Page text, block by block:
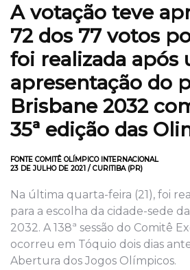
A votação teve
72 dos 77 votos
foi realizada após
apresentação do
Brisbane 2032
35ª edição das
FONTE COMITÊ OLÍMPICO INTERNACIONAL
23 DE JULHO DE 2021 / CURITIBA (PR)
Na última quarta-feira (21), foi
para a escolha da cidade-sede
2032. A 138ª sessão do Comitê
ocorreu em Tóquio dois dias
Abertura dos Jogos Olímpicos.